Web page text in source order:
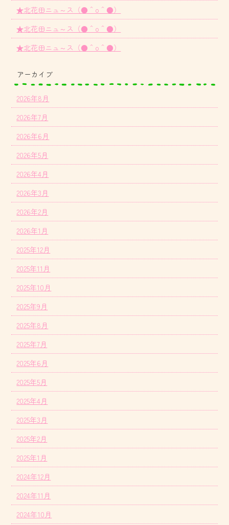
★北花田ニュ～ス（●＾o＾●）
★北花田ニュ～ス（●＾o＾●）
★北花田ニュ～ス（●＾o＾●）
アーカイブ
2026年8月
2026年7月
2026年6月
2026年5月
2026年4月
2026年3月
2026年2月
2026年1月
2025年12月
2025年11月
2025年10月
2025年9月
2025年8月
2025年7月
2025年6月
2025年5月
2025年4月
2025年3月
2025年2月
2025年1月
2024年12月
2024年11月
2024年10月